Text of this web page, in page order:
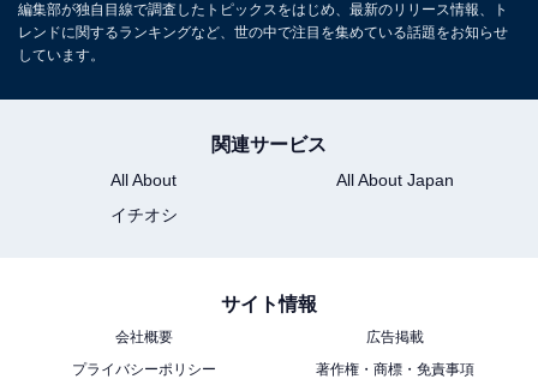
こちらもおすすめ
好き＆行ってみたい「岩手県の商店街・市場」
編集部が独自目線で調査したトピックスをはじめ、最新のリリース情報、ト
レンドに関するランキングなど、世の中で注目を集めている話題をお知らせ
しています。
関連サービス
All About
All About Japan
イチオシ
サイト情報
会社概要
広告掲載
プライバシーポリシー
著作権・商標・免責事項